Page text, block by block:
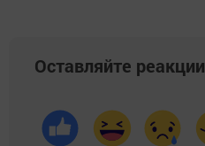
Оставляйте реакции